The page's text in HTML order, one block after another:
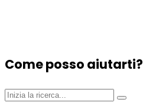
Come posso aiutarti?